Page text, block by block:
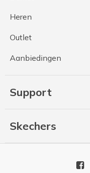
Heren
Outlet
Aanbiedingen
Support
Skechers